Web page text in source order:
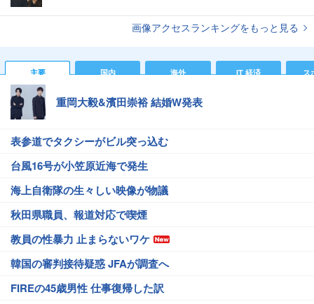
画像アクセスランキングをもっと見る
主要 国内 海外 IT 経済 ス
重岡大毅&濱田崇裕 結婚W発表
表参道でタクシーがビル突っ込む
台風16号が小笠原近海で発生
海上自衛隊の生々しい映像が物議
秋田県職員、報道対応で喫煙
教員の性暴力 止まらないワケ
韓国の審判接待疑惑 JFAが調査へ
FIREの45歳男性 仕事復帰した訳